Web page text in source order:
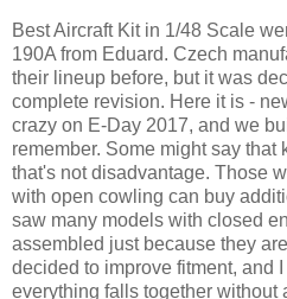
Best Aircraft Kit in 1/48 Scale
190A from Eduard. Czech
their lineup before, but it was
complete revision. Here it is -
crazy on E-Day 2017, and we
remember. Some might say that
that's not disadvantage. Those
with open cowling can buy
saw many models with closed
assembled just because they
decided to improve fitment, and
everything falls together without